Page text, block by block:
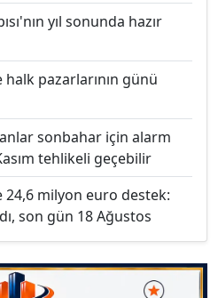
yıl sonunda hazır
halk pazarlarının günü
sonbahar için alarm
tehlikeli geçebilir
milyon euro destek:
son gün 18 Ağustos